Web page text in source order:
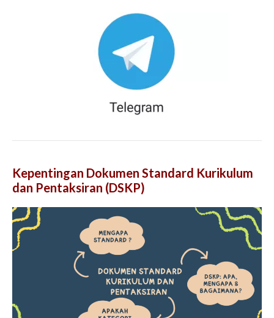
Kepentingan Dokumen Standard Kurikulum
dan Pentaksiran (DSKP)